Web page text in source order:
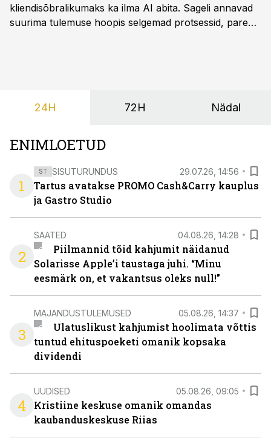
kliendisõbralikumaks ka ilma AI abita. Sageli annavad
suurima tulemuse hoopis selgemad protsessid, parem
24H 72H Nädal
ENIMLOETUD
1
ST SISUTURUNDUS 29.07.26, 14:56
Tartus avatakse PROMO Cash&Carry kauplus
ja Gastro Studio
2
SAATED 04.08.26, 14:28
Piilmannid tõid kahjumit näidanud
Solarisse Apple’i taustaga juhi. “Minu
eesmärk on, et vakantsus oleks null!”
3
MAJANDUSTULEMUSED 05.08.26, 14:37
Ulatuslikust kahjumist hoolimata võttis
tuntud ehituspoeketi omanik kopsaka
dividendi
4
UUDISED 05.08.26, 09:05
Kristiine keskuse omanik omandas
kaubanduskeskuse Riias